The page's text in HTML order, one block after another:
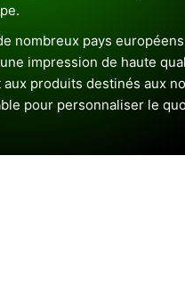
nombreux pays
impression de haute
produits destinés aux
pour personnaliser le